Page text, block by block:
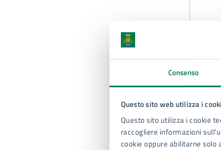
Consenso
Questo sito web utilizza i
Questo sito utilizza i cookie
raccogliere informazioni
cookie oppure abilitarne